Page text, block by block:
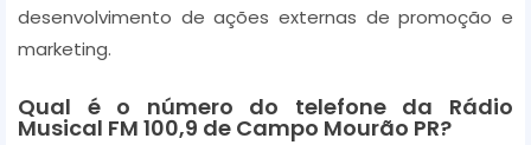
desenvolvimento de ações externas de promoção e
marketing.
Qual é o número do telefone da Rádio
Musical FM 100,9 de Campo Mourão PR?